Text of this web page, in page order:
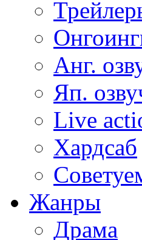
Анг.
Яп.
Live
Хардсаб
Жанры
Драма